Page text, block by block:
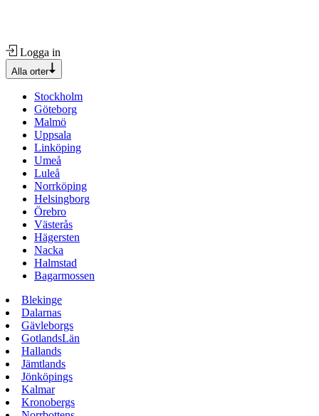
Logga in
Alla orter
Stockholm
Göteborg
Malmö
Uppsala
Linköping
Umeå
Luleå
Norrköping
Helsingborg
Örebro
Västerås
Hägersten
Nacka
Halmstad
Bagarmossen
Blekinge
Dalarnas
Gävleborgs
GotlandsLän
Hallands
Jämtlands
Jönköpings
Kalmar
Kronobergs